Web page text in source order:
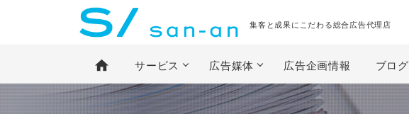
集客と成果にこだわる総合広告代理店
home サービス 広告媒体 広告企画情報 ブログ